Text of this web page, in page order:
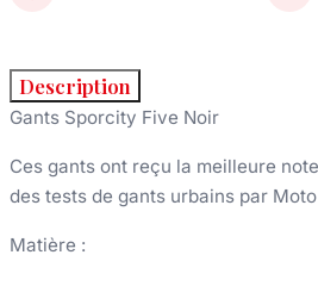
Description
Gants Sporcity Five Noir
Ces gants ont reçu la meilleure
des tests de gants urbains par
Matière :